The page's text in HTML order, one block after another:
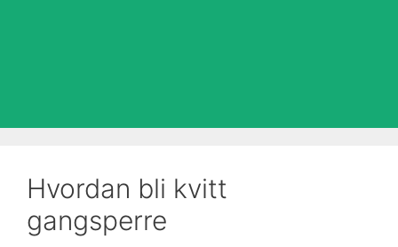
Hvordan bli kvitt
gangsperre